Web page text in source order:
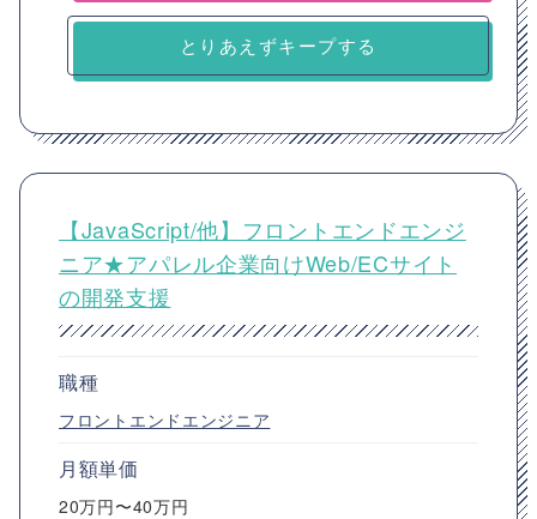
とりあえずキープする
【JavaScript/他】フロントエンドエンジ
ニア★アパレル企業向けWeb/ECサイト
の開発支援
職種
フロントエンドエンジニア
月額単価
20万円〜40万円